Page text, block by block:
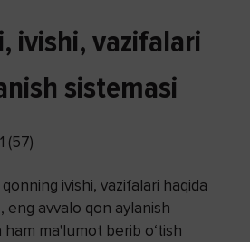
ivishi, vazifalari
sistemasi
(57)
ivishi, vazifalari haqida
eng avvalo qon aylanish
ham ma'lumot berib o‘tish